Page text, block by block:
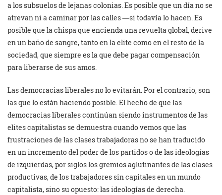
a los subsuelos de lejanas colonias. Es posible que un día no se
atrevan ni a caminar por las calles ―si todavía lo hacen. Es
posible que la chispa que encienda una revuelta global, derive
en un baño de sangre, tanto en la elite como en el resto de la
sociedad, que siempre es la que debe pagar compensación
para liberarse de sus amos.
Las democracias liberales no lo evitarán. Por el contrario, son
las que lo están haciendo posible. El hecho de que las
democracias liberales continúan siendo instrumentos de las
elites capitalistas se demuestra cuando vemos que las
frustraciones de las clases trabajadoras no se han traducido
en un incremento del poder de los partidos o de las ideologías
de izquierdas, por siglos los gremios aglutinantes de las clases
productivas, de los trabajadores sin capitales en un mundo
capitalista, sino su opuesto: las ideologías de derecha.